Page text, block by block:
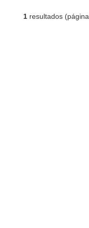
1resultados (página